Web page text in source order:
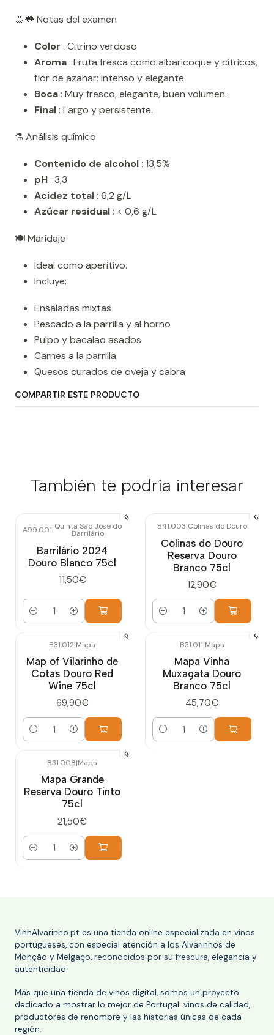
👃👅 Notas del examen
Color : Citrino verdoso
Aroma: Fruta fresca como albaricoque y cítricos,
flor de azahar; intenso y elegante.
Boca: Muy fresco, elegante, buen volumen.
Final: Largo y persistente.
⚗️ Análisis químico
Contenido de alcohol: 13,5%
pH: 3,3
Acidez total: 6,2 g/L
Azúcar residual: < 0,6 g/L
🍽️ Maridaje
Ideal como aperitivo.
Incluye:
Ensaladas mixtas
Pescado a la parrilla y al horno
Pulpo y bacalao asados
Carnes a la parrilla
Quesos curados de oveja y cabra
COMPARTIR ESTE PRODUCTO
También te podría interesar
A99.001|Quinta São José do
Barrilário
Barrilário 2024
Douro Blanco 75cl
11,50€
Cantidad
B41.003|Colinas do Douro
Colinas do Douro
Reserva Douro
Branco 75cl
12,90€
Cantidad
B31.012|Mapa
Map of Vilarinho de
Cotas Douro Red
Wine 75cl
69,90€
Cantidad
B31.011|Mapa
Mapa Vinha
Muxagata Douro
Branco 75cl
45,70€
Cantidad
B31.008|Mapa
Mapa Grande
Reserva Douro Tinto
75cl
21,50€
Cantidad
VinhAlvarinho.pt es una tienda online especializada en vinos
portugueses, con especial atención a los Alvarinhos de
Monção y Melgaço, reconocidos por su frescura, elegancia y
autenticidad.
Más que una tienda de vinos digital, somos un proyecto
dedicado a mostrar lo mejor de Portugal: vinos de calidad,
productores de renombre y las historias únicas de cada
región.